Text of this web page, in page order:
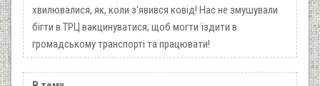
хвилювалися, як, коли з'явився ковід! Нас не змушували
бігти в ТРЦ вакцинуватися, щоб могти їздити в
громадському транспорті та працювати!